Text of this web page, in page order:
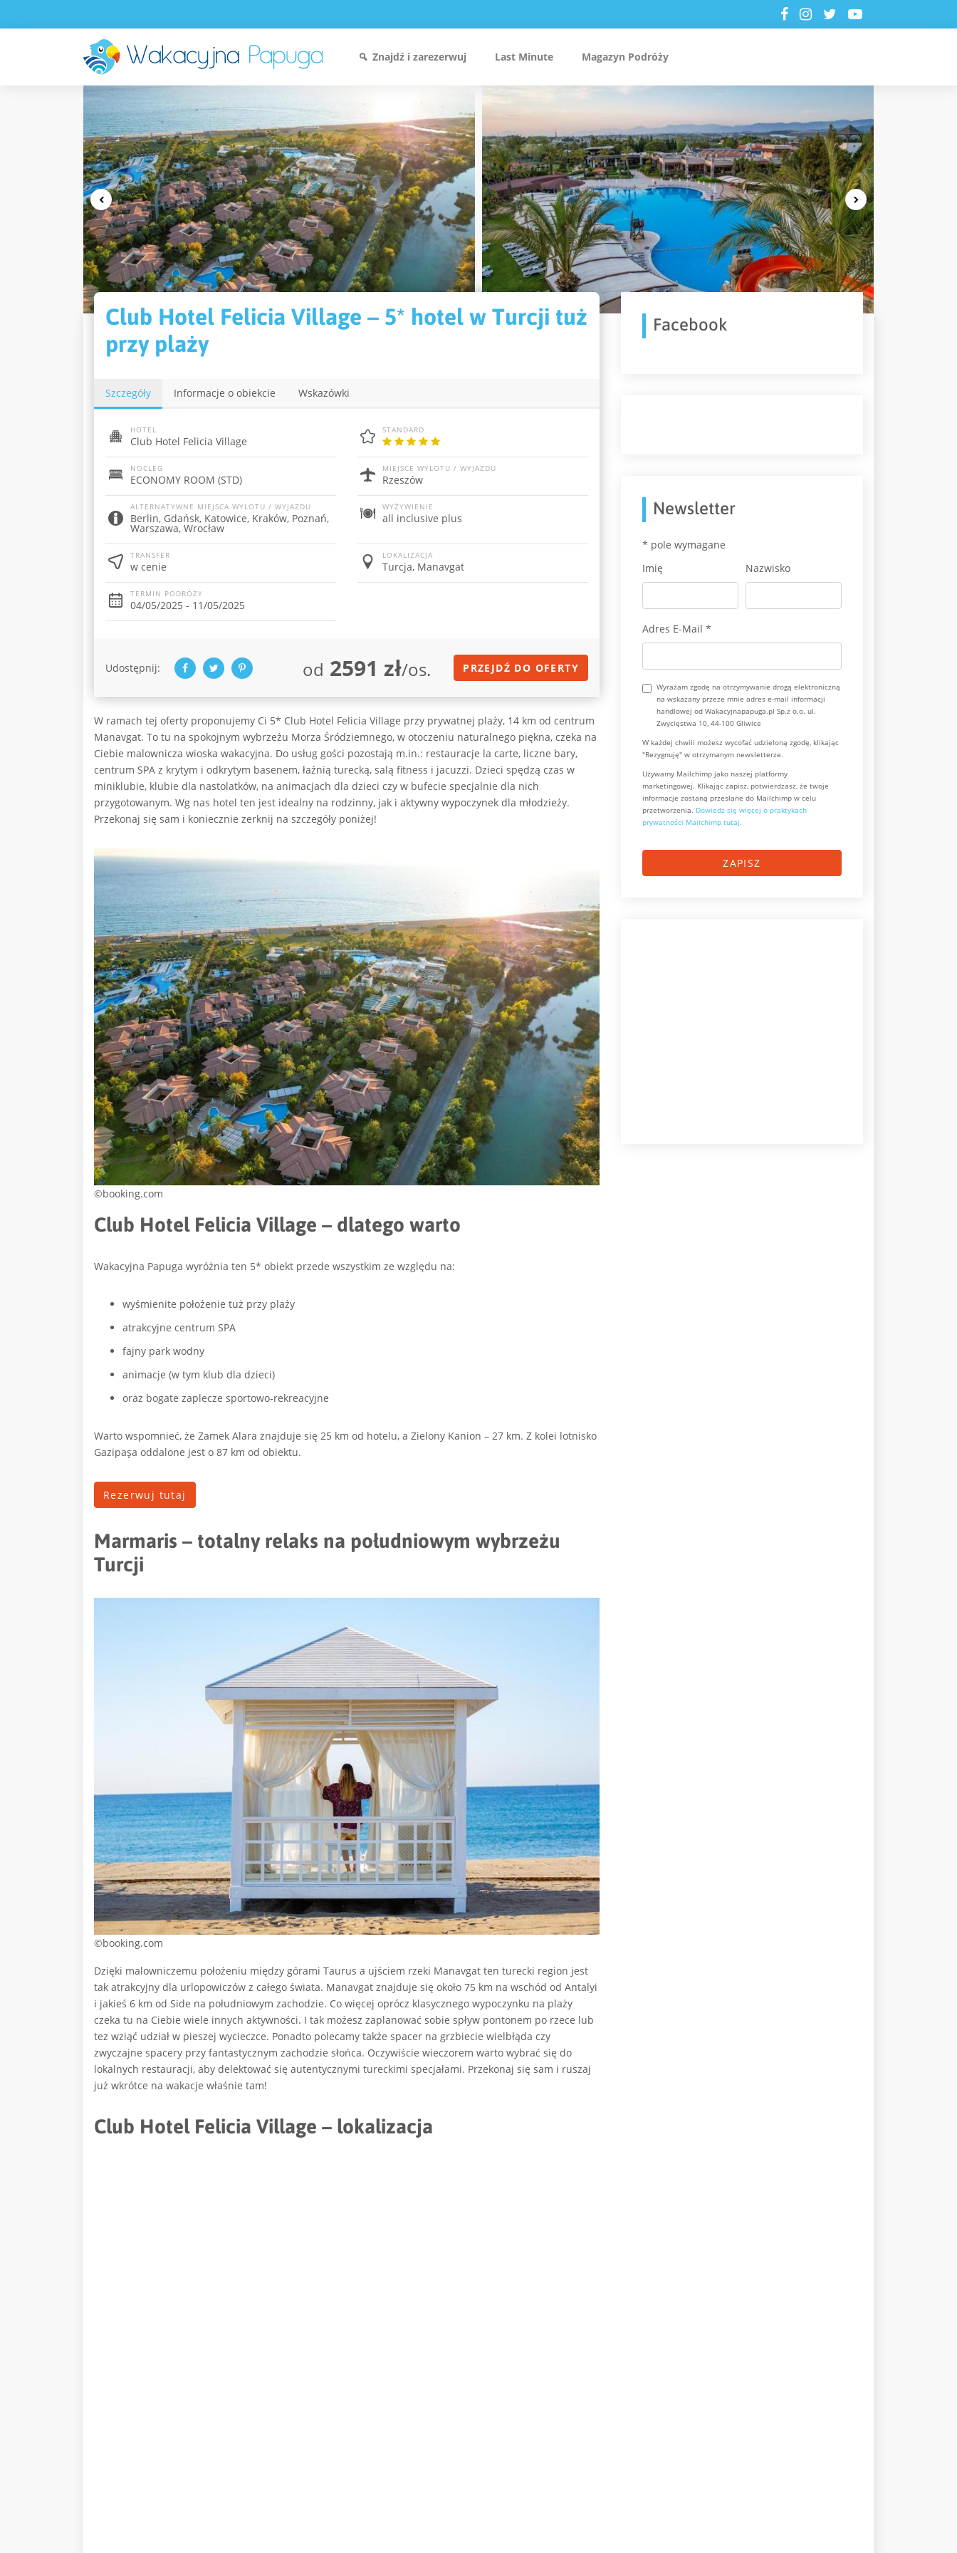
Znajdź i zarezerwuj Last Minute Magazyn Podróży
Club Hotel Felicia Village – 5* hotel w Turcji tuż
przy plaży
Szczegóły Informacje o obiekcie Wskazówki
HOTEL
Club Hotel Felicia Village
STANDARD
NOCLEG
ECONOMY ROOM (STD)
MIEJSCE WYLOTU / WYJAZDU
Rzeszów
ALTERNATYWNE MIEJSCA WYLOTU / WYJAZDU
Berlin, Gdańsk, Katowice, Kraków, Poznań,
Warszawa, Wrocław
WYŻYWIENIE
all inclusive plus
TRANSFER
w cenie
LOKALIZACJA
Turcja, Manavgat
TERMIN PODRÓŻY
04/05/2025 - 11/05/2025
Udostępnij: od 2591 zł/os. PRZEJDŹ DO OFERTY
W ramach tej oferty proponujemy Ci 5* Club Hotel Felicia Village przy prywatnej plaży, 14 km od centrum
Manavgat. To tu na spokojnym wybrzeżu Morza Śródziemnego, w otoczeniu naturalnego piękna, czeka na
Ciebie malownicza wioska wakacyjna. Do usług gości pozostają m.in.: restauracje la carte, liczne bary,
centrum SPA z krytym i odkrytym basenem, łaźnią turecką, salą fitness i jacuzzi. Dzieci spędzą czas w
miniklubie, klubie dla nastolatków, na animacjach dla dzieci czy w bufecie specjalnie dla nich
przygotowanym. Wg nas hotel ten jest idealny na rodzinny, jak i aktywny wypoczynek dla młodzieży.
Przekonaj się sam i koniecznie zerknij na szczegóły poniżej!
©booking.com
Club Hotel Felicia Village – dlatego warto
Wakacyjna Papuga wyróżnia ten 5* obiekt przede wszystkim ze względu na:
wyśmienite położenie tuż przy plaży
atrakcyjne centrum SPA
fajny park wodny
animacje (w tym klub dla dzieci)
oraz bogate zaplecze sportowo-rekreacyjne
Warto wspomnieć, że Zamek Alara znajduje się 25 km od hotelu, a Zielony Kanion – 27 km. Z kolei lotnisko
Gazipaşa oddalone jest o 87 km od obiektu.
Rezerwuj tutaj
Marmaris – totalny relaks na południowym wybrzeżu
Turcji
©booking.com
Dzięki malowniczemu położeniu między górami Taurus a ujściem rzeki Manavgat ten turecki region jest
tak atrakcyjny dla urlopowiczów z całego świata. Manavgat znajduje się około 75 km na wschód od Antalyi
i jakieś 6 km od Side na południowym zachodzie. Co więcej oprócz klasycznego wypoczynku na plaży
czeka tu na Ciebie wiele innych aktywności. I tak możesz zaplanować sobie spływ pontonem po rzece lub
tez wziąć udział w pieszej wycieczce. Ponadto polecamy także spacer na grzbiecie wielbłąda czy
zwyczajne spacery przy fantastycznym zachodzie słońca. Oczywiście wieczorem warto wybrać się do
lokalnych restauracji, aby delektować się autentycznymi tureckimi specjałami. Przekonaj się sam i ruszaj
już wkrótce na wakacje właśnie tam!
Club Hotel Felicia Village – lokalizacja
Facebook
Newsletter
* pole wymagane
Imię
Nazwisko
Adres E-Mail *
Wyrażam zgodę na otrzymywanie drogą elektroniczną
na wskazany przeze mnie adres e-mail informacji
handlowej od Wakacyjnapapuga.pl Sp.z o.o. ul.
Zwycięstwa 10, 44-100 Gliwice
W każdej chwili możesz wycofać udzieloną zgodę, klikając
"Rezygnuję" w otrzymanym newsletterze.
Używamy Mailchimp jako naszej platformy
marketingowej. Klikając zapisz, potwierdzasz, że twoje
informacje zostaną przesłane do Mailchimp w celu
przetworzenia. Dowiedz się więcej o praktykach
prywatności Mailchimp tutaj.
ZAPISZ